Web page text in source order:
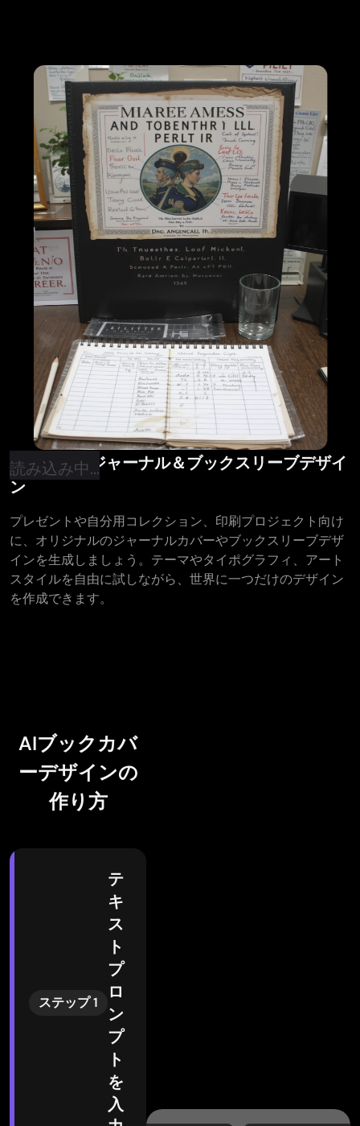
読み込み中...
パーソナルジャーナル＆ブックスリーブデザイ
ン
プレゼントや自分用コレクション、印刷プロジェクト向け
に、オリジナルのジャーナルカバーやブックスリーブデザ
インを生成しましょう。テーマやタイポグラフィ、アート
スタイルを自由に試しながら、世界に一つだけのデザイン
を作成できます。
AIブックカバ
ーデザインの
作り方
ステップ 1
テ
キ
ス
ト
プ
ロ
ン
プ
ト
を
入